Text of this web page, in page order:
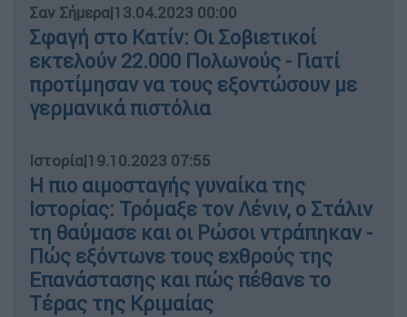
Σαν Σήμερα|13.04.2023 00:00
Σφαγή στο Κατίν: Οι Σοβιετικοί
εκτελούν 22.000 Πολωνούς - Γιατί
προτίμησαν να τους εξοντώσουν με
γερμανικά πιστόλια
Ιστορία|19.10.2023 07:55
Η πιο αιμοσταγής γυναίκα της
Ιστορίας: Τρόμαξε τον Λένιν, ο Στάλιν
τη θαύμασε και οι Ρώσοι ντράπηκαν -
Πώς εξόντωνε τους εχθρούς της
Επανάστασης και πώς πέθανε το
Τέρας της Κριμαίας